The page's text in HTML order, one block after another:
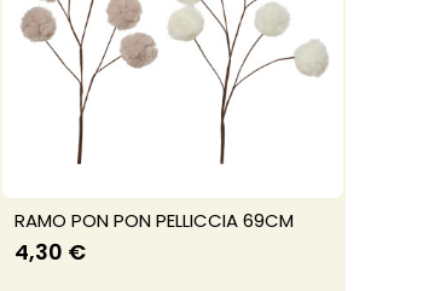
RAMO PON PON PELLICCIA 69CM
4,30 €